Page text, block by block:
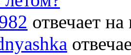
отвечает